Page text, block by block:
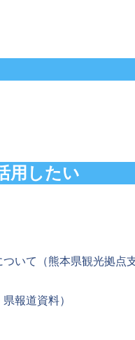
用したい
いて（熊本県観光拠点
報道資料）